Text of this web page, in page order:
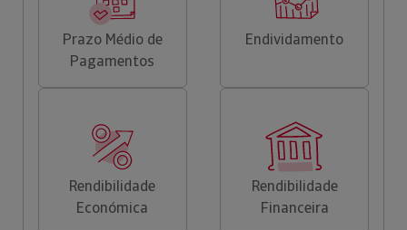
Prazo Médio de
Pagamentos
Endividamento
Rendibilidade
Económica
Rendibilidade
Financeira